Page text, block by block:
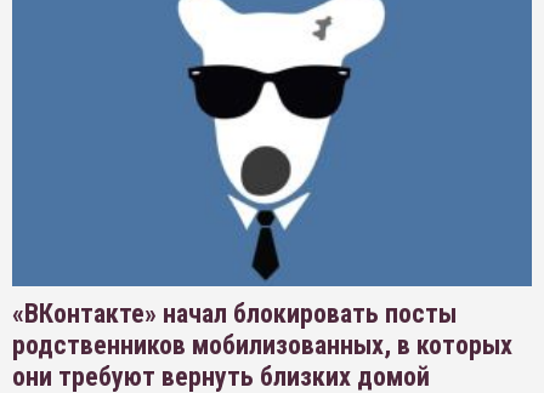
«ВКонтакте» начал блокировать посты
родственников мобилизованных, в которых
они требуют вернуть близких домой